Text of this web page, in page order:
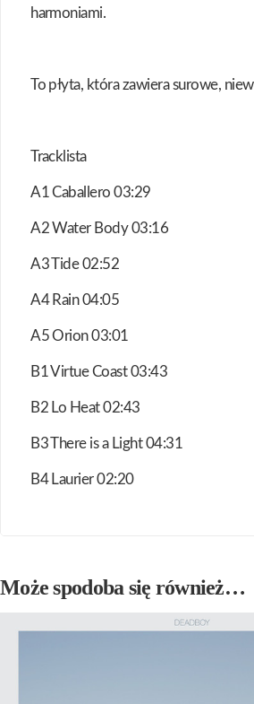
harmoniami.
To płyta, która zawiera surowe,
Tracklista
A1 Caballero 03:29
A2 Water Body 03:16
A3 Tide 02:52
A4 Rain 04:05
A5 Orion 03:01
B1 Virtue Coast 03:43
B2 Lo Heat 02:43
B3 There is a Light 04:31
B4 Laurier 02:20
Może spodoba się również…